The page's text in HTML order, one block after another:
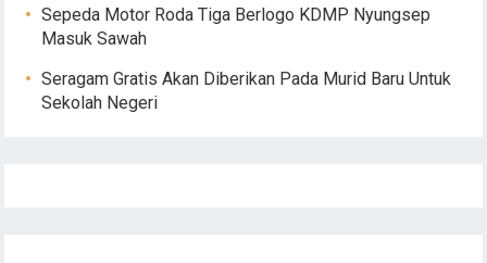
Sepeda Motor Roda Tiga Berlogo KDMP Nyungsep
Masuk Sawah
Seragam Gratis Akan Diberikan Pada Murid Baru Untuk
Sekolah Negeri